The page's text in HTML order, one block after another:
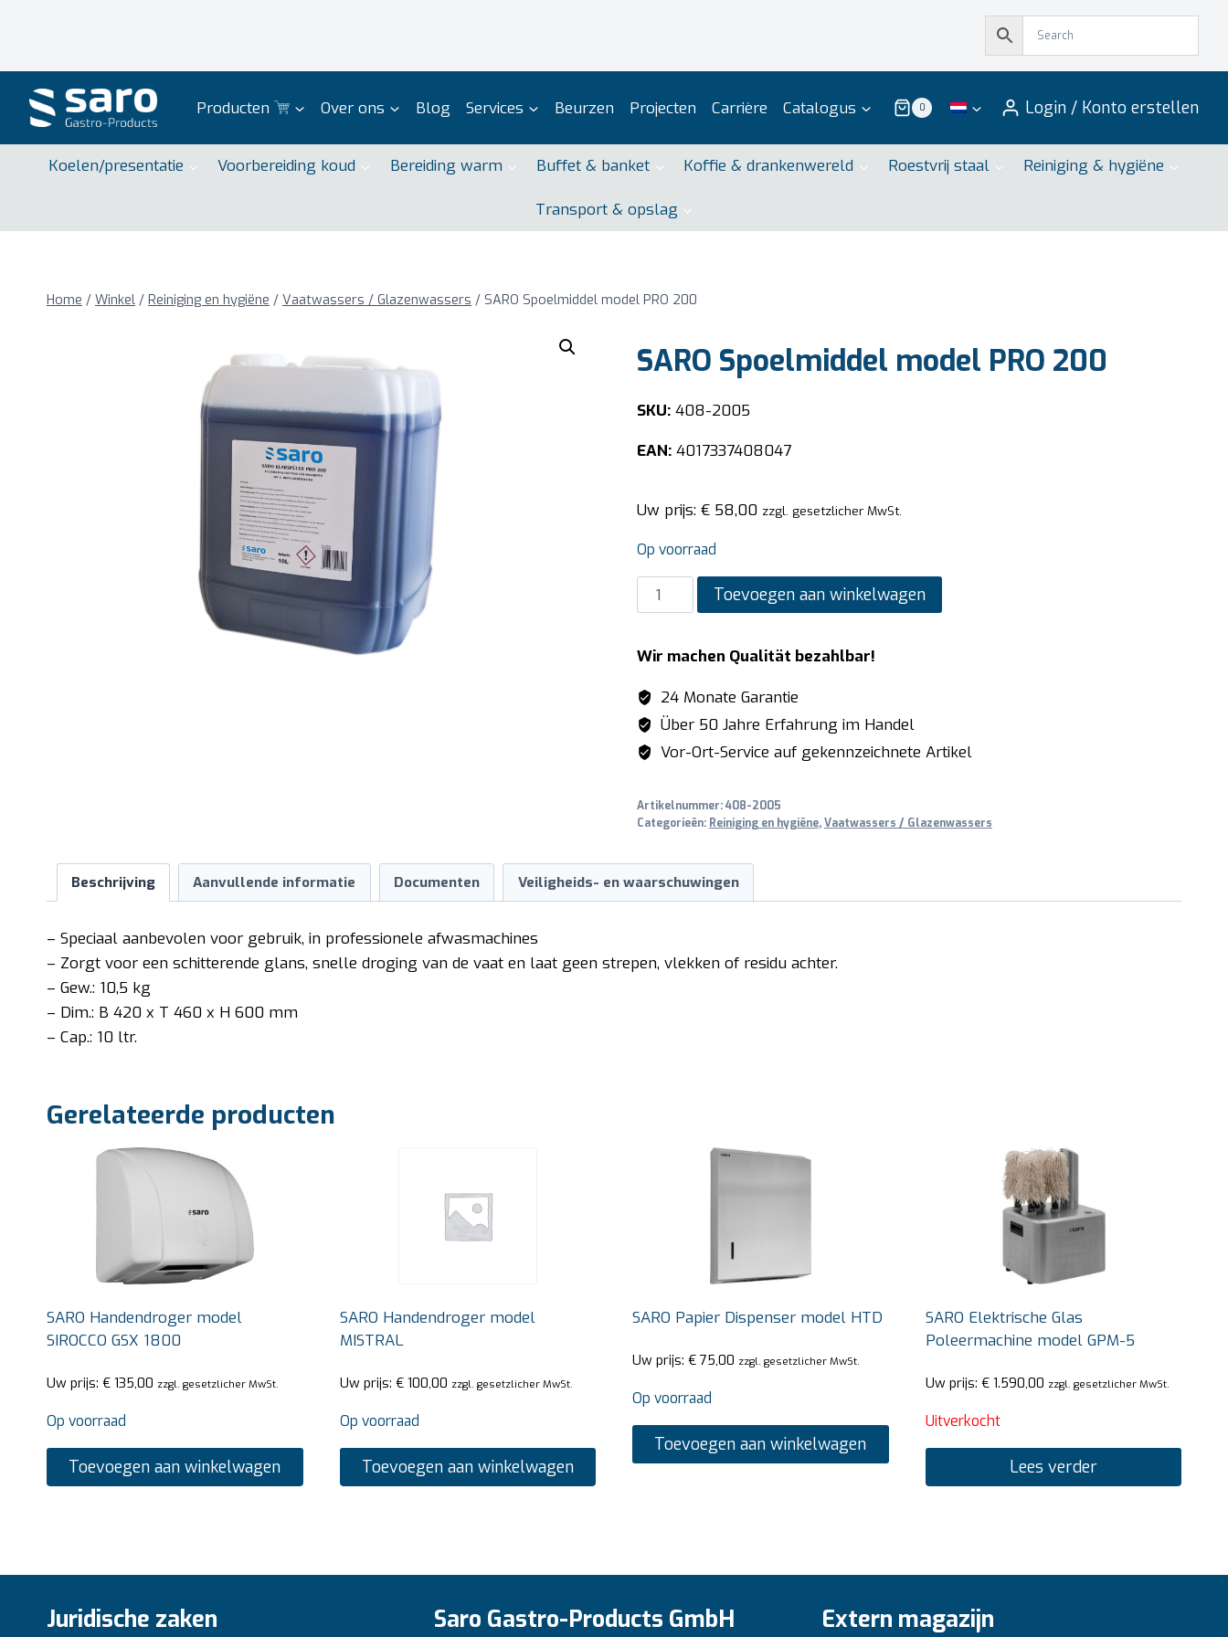
Producten Over ons Blog Services Beurzen Projecten Carrière Catalogus 0 Login / Konto erstellen
Koelen/presentatie Voorbereiding koud Bereiding warm Buffet & banket Koffie & drankenwereld Roestvrij staal Reiniging & hygiëne
Transport & opslag
Home / Winkel / Reiniging en hygiëne / Vaatwassers / Glazenwassers / SARO Spoelmiddel model PRO 200
SARO Spoelmiddel model PRO 200
SKU:408-2005
EAN:4017337408047
Uw prijs: €58,00 zzgl. gesetzlicher MwSt.
Op voorraad
SARO
Spoelmiddel
PRO
200
aantal
Toevoegen aan winkelwagen
Wir machen Qualität bezahlbar!
24 Monate Garantie
Über 50 Jahre Erfahrung im Handel
Vor-Ort-Service auf gekennzeichnete Artikel
Artikelnummer:408-2005
Categorieën: Reiniging en hygiëne,Vaatwassers / Glazenwassers
Beschrijving Aanvullende informatie Documenten Veiligheids- en waarschuwingen
– Speciaal aanbevolen voor gebruik, in professionele afwasmachines
– Zorgt voor een schitterende glans, snelle droging van de vaat en laat geen strepen, vlekken of residu achter.
– Gew.: 10,5 kg
– Dim.: B 420 x T 460 x H 600 mm
– Cap.: 10 ltr.
Gerelateerde producten
SARO Handendroger model
SIROCCO GSX 1800
Uw prijs: € 135,00 zzgl. gesetzlicher MwSt.
Op voorraad
Toevoegen aan winkelwagen
SARO Handendroger model
MISTRAL
Uw prijs: €100,00 zzgl. gesetzlicher MwSt.
Op voorraad
Toevoegen aan winkelwagen
SARO Papier Dispenser model HTD
Uw prijs: € 75,00 zzgl. gesetzlicher MwSt.
Op voorraad
Toevoegen aan winkelwagen
SARO Elektrische Glas
Poleermachine model GPM-5
Uw prijs: €1.590,00 zzgl. gesetzlicher MwSt.
Uitverkocht
Lees verder
Juridische zaken Saro Gastro-Products GmbH Extern magazijn